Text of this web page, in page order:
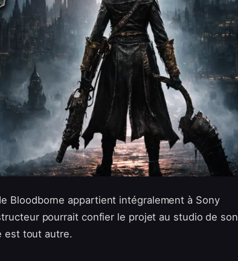
Bloodborne appartient intégralement à Sony
pourrait confier le projet au studio de son
est tout autre.